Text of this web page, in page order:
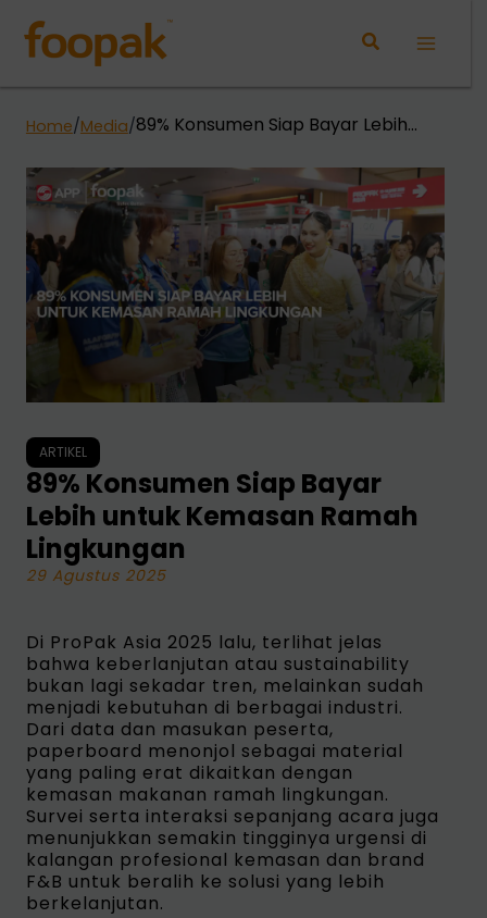
konten
Home/Media/89% Konsumen Siap Bayar Lebih
ARTIKEL
89% Konsumen Siap Bayar
Lebih untuk Kemasan Ramah
Lingkungan
29 Agustus 2025
Di ProPak Asia 2025 lalu, terlihat jelas
bahwa keberlanjutan atau sustainability
bukan lagi sekadar tren, melainkan sudah
menjadi kebutuhan di berbagai industri.
Dari data dan masukan peserta,
paperboard menonjol sebagai material
yang paling erat dikaitkan dengan
kemasan makanan ramah lingkungan.
Survei serta interaksi sepanjang acara juga
menunjukkan semakin tingginya urgensi di
kalangan profesional kemasan dan brand
F&B untuk beralih ke solusi yang lebih
berkelanjutan.